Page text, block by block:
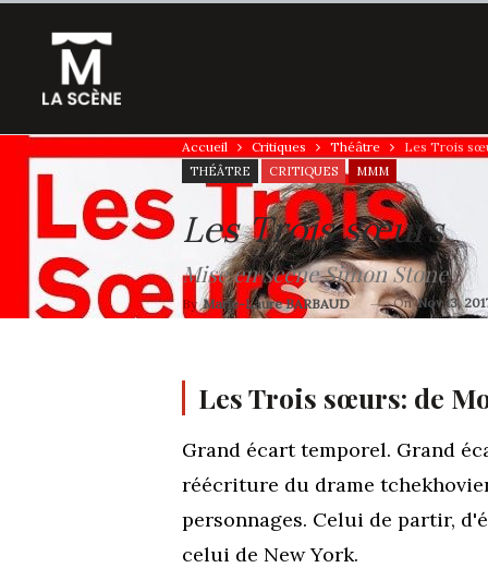
Accueil Critiques Théâtre Les Trois
THÉÂTRE CRITIQUES MMM
Les Trois sœurs
Mise en scène Simon Stone
ByMarie-Laure BARBAUD OnNov 13,
Les Trois sœurs: de
Grand écart temporel. Grand
réécriture du drame
personnages. Celui de partir,
celui de New York.